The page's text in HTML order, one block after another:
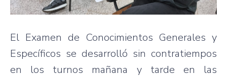
El Examen de Conocimientos Generales y
Específicos se desarrolló sin contratiempos
en los turnos mañana y tarde en las